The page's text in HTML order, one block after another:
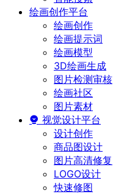
绘画创作平台
绘画创作
绘画提示词
绘画模型
3D绘画生成
图片检测审核
绘画社区
图片素材
视觉设计平台
设计创作
商品图设计
图片高清修复
LOGO设计
快速修图